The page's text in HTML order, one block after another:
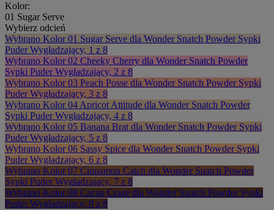
Kolor:
01 Sugar Serve
Wybierz odcień
Wybrano Kolor 01 Sugar Serve dla Wonder Snatch Powder Sypki
Puder Wygładzający, 1 z 8
Wybrano Kolor 02 Cheeky Cherry dla Wonder Snatch Powder
Sypki Puder Wygładzający, 2 z 8
Wybrano Kolor 03 Peach Posse dla Wonder Snatch Powder Sypki
Puder Wygładzający, 3 z 8
Wybrano Kolor 04 Apricot Attitude dla Wonder Snatch Powder
Sypki Puder Wygładzający, 4 z 8
Wybrano Kolor 05 Banana Brat dla Wonder Snatch Powder Sypki
Puder Wygładzający, 5 z 8
Wybrano Kolor 06 Sassy Spice dla Wonder Snatch Powder Sypki
Puder Wygładzający, 6 z 8
Wybrano Kolor 07 Cinnamon Catch dla Wonder Snatch Powder
Sypki Puder Wygładzający, 7 z 8
Wybrano Kolor 08 Cacao Craze dla Wonder Snatch Powder Sypki
Puder Wygładzający, 8 z 8